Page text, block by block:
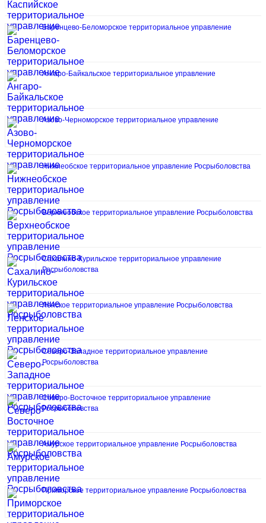
Баренцево-Беломорское территориальное управление
Ангаро-Байкальское территориальное управление
Азово-Черноморское территориальное управление
Нижнеобское территориальное управление Росрыболовства
Верхнеобское территориальное управление Росрыболовства
Сахалино-Курильское территориальное управление
Росрыболовства
Ленское территориальное управление Росрыболовства
Северо-Западное территориальное управление
Росрыболовства
Северо-Восточное территориальное управление
Росрыболовства
Амурское территориальное управление Росрыболовства
Приморское территориальное управление Росрыболовства